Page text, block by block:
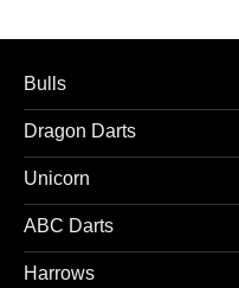
Bulls
Dragon Darts
Unicorn
ABC Darts
Harrows